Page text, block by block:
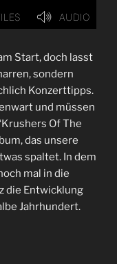
Start, doch lasst
sondern
Konzerttipps.
und müssen
Of The
das unsere
spaltet. In dem
mal in die
die Entwicklung
Jahrhundert.